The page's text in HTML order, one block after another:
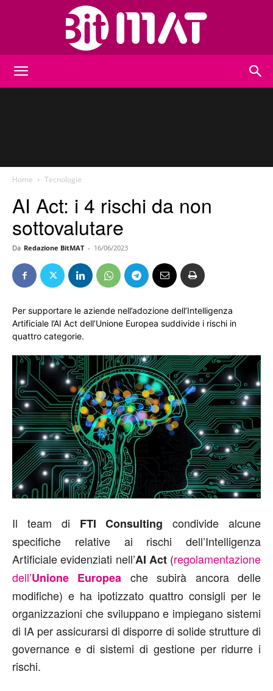
Home Tecnologie
AI Act: i 4 rischi da non
sottovalutare
Da Redazione BitMAT - 16/06/2023
Per supportare le aziende nell’adozione dell’Intelligenza
Artificiale l’AI Act dell’Unione Europea suddivide i rischi in
quattro categorie.
Il team di FTI Consulting condivide alcune
specifiche relative ai rischi dell’Intelligenza
Artificiale evidenziati nell’AI Act(regolamentazione
dell’Unione Europea che subirà ancora delle
modifiche) e ha ipotizzato quattro consigli per le
organizzazioni che sviluppano e impiegano sistemi
di IA per assicurarsi di disporre di solide strutture di
governance e di sistemi di gestione per ridurre i
rischi.